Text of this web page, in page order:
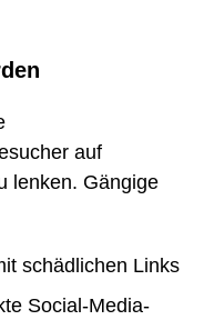
auf
lenken. Gängige
schädlichen Links
Social-Media-